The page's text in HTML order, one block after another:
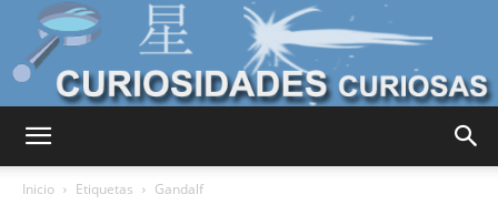
Inicio Etiquetas Gandalf